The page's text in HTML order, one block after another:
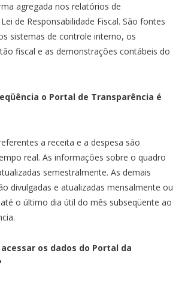
agregada nos relatórios de
de Responsabilidade Fiscal. São fontes
sistemas de controle interno, os
fiscal e as demonstrações contábeis do
o Portal de Transparência é
a receita e a despesa são
real. As informações sobre o quadro
semestralmente. As demais
divulgadas e atualizadas mensalmente ou
o último dia útil do mês subseqüente ao
os dados do Portal da